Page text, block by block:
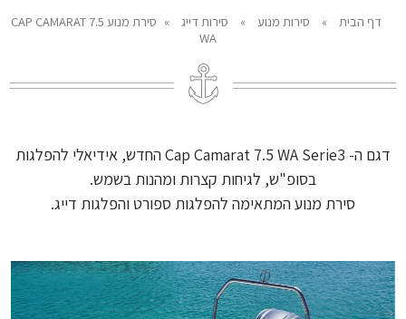
דף הבית » סירות מנוע » סירות דייג »
סירת מנוע CAP CAMARAT 7.5
WA
דגם ה- Cap Camarat 7.5 WA Serie3 החדש, אידיאלי להפלגות
בסופ"ש, לגיחות קצרות ומהנות בשמש.
סירת מנוע המתאימה להפלגות ספורט והפלגות דייג.